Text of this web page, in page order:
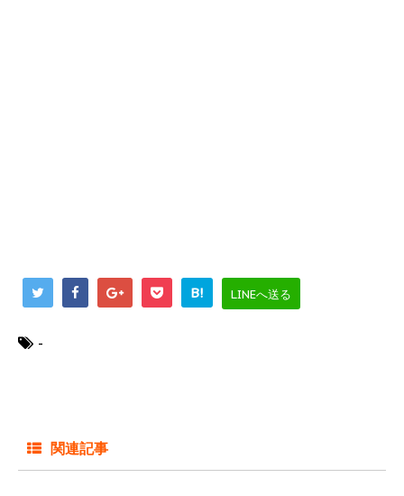
B! LINEへ送る
-
関連記事